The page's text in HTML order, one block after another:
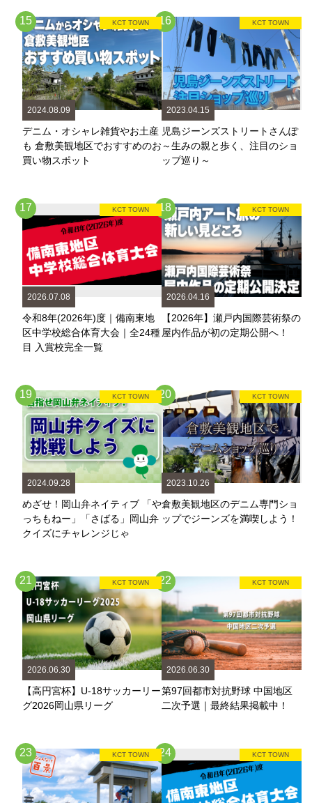
KCT TOWN
15
2024.08.09
デニム・オシャレ雑貨やお土産
も 倉敷美観地区でおすすめのお
買い物スポット
KCT TOWN
16
2023.04.15
児島ジーンズストリートさんぽ
～生みの親と歩く、注目のショ
ップ巡り～
KCT TOWN
17
2026.07.08
令和8年(2026年)度｜備南東地
区中学校総合体育大会｜全24種
目 入賞校完全一覧
KCT TOWN
18
2026.04.16
【2026年】瀬戸内国際芸術祭の
屋内作品が初の定期公開へ！
KCT TOWN
19
2024.09.28
めざせ！岡山弁ネイティブ 「や
っちもねー」「さばる」岡山弁
クイズにチャレンジじゃ
KCT TOWN
20
2023.10.26
倉敷美観地区のデニム専門ショ
ップでジーンズを満喫しよう！
KCT TOWN
21
2026.06.30
【高円宮杯】U-18サッカーリー
グ2026岡山県リーグ
KCT TOWN
22
2026.06.30
第97回都市対抗野球 中国地区
二次予選｜最終結果掲載中！
KCT TOWN
23 KCT TOWN
24